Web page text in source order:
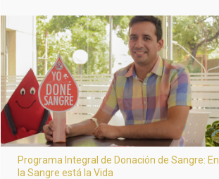
Programa Integral de Donación de Sangre: En
la Sangre está la Vida